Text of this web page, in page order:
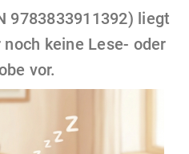
9783833911392) liegt
keine Lese- oder
vor.